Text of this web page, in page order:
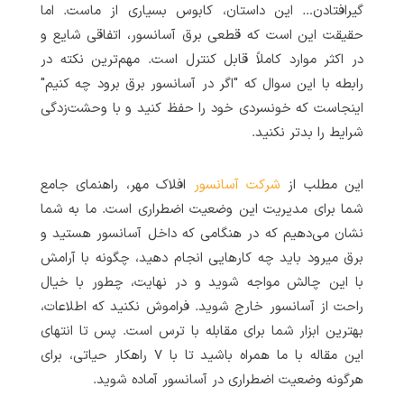
گیرافتادن… این داستان، کابوس بسیاری از ماست. اما
حقیقت این است که قطعی برق آسانسور، اتفاقی شایع و
در اکثر موارد کاملاً قابل کنترل است. مهم‌ترین نکته در
رابطه با این سوال که "اگر در آسانسور برق برود چه کنیم"
اینجاست که خونسردی خود را حفظ کنید و با وحشت‌زدگی
شرایط را بدتر نکنید.
این مطلب از شرکت آسانسور افلاک مهر، راهنمای جامع
شما برای مدیریت این وضعیت اضطراری است. ما به شما
نشان می‌دهیم که در هنگامی که داخل آسانسور هستید و
برق میرود باید چه کارهایی انجام دهید، چگونه با آرامش
با این چالش مواجه شوید و در نهایت، چطور با خیال
راحت از آسانسور خارج شوید. فراموش نکنید که اطلاعات،
بهترین ابزار شما برای مقابله با ترس است. پس تا انتهای
این مقاله با ما همراه باشید تا با ۷ راهکار حیاتی، برای
هرگونه وضعیت اضطراری در آسانسور آماده شوید.